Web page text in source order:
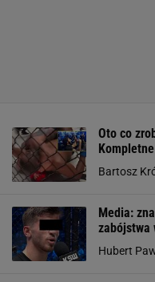
Oto co
Bartosz
Media:
zabójstwa
Hubert